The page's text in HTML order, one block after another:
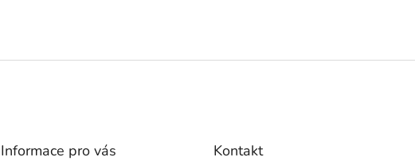
Informace pro vás Kontakt